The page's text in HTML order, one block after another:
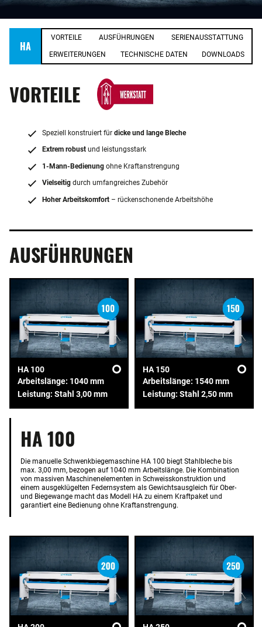
HA
VORTEILE AUSFÜHRUNGEN SERIENAUSSTATTUNG
ERWEITERUNGEN TECHNISCHE DATEN DOWNLOADS
VORTEILE
Speziell konstruiert für dicke und lange Bleche
Extrem robust und leistungsstark
1-Mann-Bedienung ohne Kraftanstrengung
Vielseitig durch umfangreiches Zubehör
Hoher Arbeitskomfort – rückenschonende Arbeitshöhe
AUSFÜHRUNGEN
HA 100
Arbeitslänge: 1040 mm
Leistung: Stahl 3,00 mm
HA 150
Arbeitslänge: 1540 mm
Leistung: Stahl 2,50 mm
HA 100
Die manuelle Schwenkbiegemaschine HA 100 biegt Stahlbleche bis
max. 3,00 mm, bezogen auf 1040 mm Arbeitslänge. Die Kombination
von massiven Maschinenelementen in Schweisskonstruktion und
einem ausgeklügelten Federnsystem als Gewichtsausgleich für Ober-
und Biegewange macht das Modell HA zu einem Kraftpaket und
garantiert eine Bedienung ohne Kraftanstrengung.